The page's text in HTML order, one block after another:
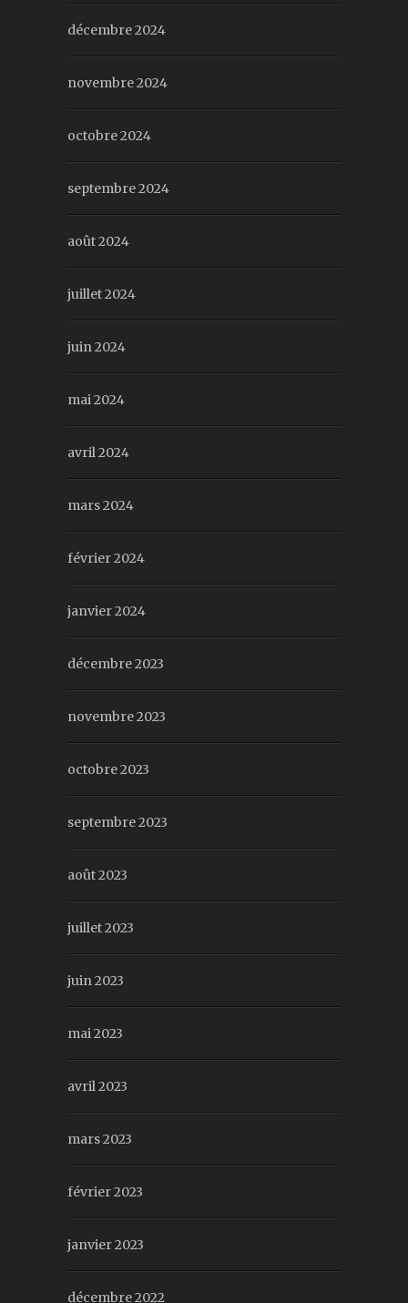
décembre 2024
novembre 2024
octobre 2024
septembre 2024
août 2024
juillet 2024
juin 2024
mai 2024
avril 2024
mars 2024
février 2024
janvier 2024
décembre 2023
novembre 2023
octobre 2023
septembre 2023
août 2023
juillet 2023
juin 2023
mai 2023
avril 2023
mars 2023
février 2023
janvier 2023
décembre 2022